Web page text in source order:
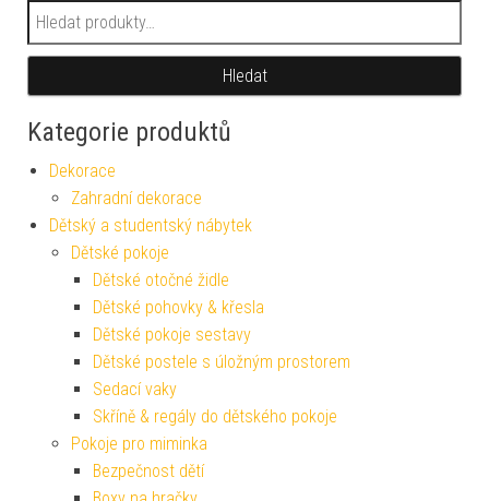
Hledat:
Hledat
Kategorie produktů
Dekorace
Zahradní dekorace
Dětský a studentský nábytek
Dětské pokoje
Dětské otočné židle
Dětské pohovky & křesla
Dětské pokoje sestavy
Dětské postele s úložným prostorem
Sedací vaky
Skříně & regály do dětského pokoje
Pokoje pro miminka
Bezpečnost dětí